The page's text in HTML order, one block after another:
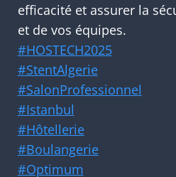
efficacité et assurer la
et de vos équipes.
#HOSTECH2025
#StentAlgerie
#SalonProfessionnel
#Istanbul
#Hôtellerie
#Boulangerie
#Optimum